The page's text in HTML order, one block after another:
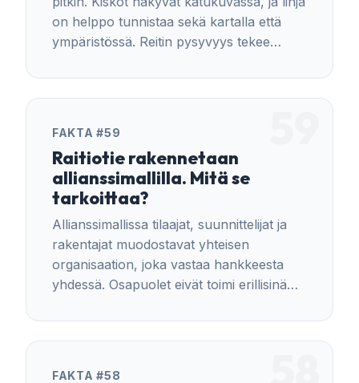
on helppo tunnistaa sekä kartalla että
ympäristössä. Reitin pysyvyys tekee
FAKTA #59
Raitiotie rakennetaan
allianssimallilla. Mitä se
tarkoittaa?
Allianssimallissa tilaajat, suunnittelijat ja
rakentajat muodostavat yhteisen
organisaation, joka vastaa hankkeesta
yhdessä. Osapuolet eivät toimi erillisinä
tavoitteen mukaisesti.
FAKTA #58